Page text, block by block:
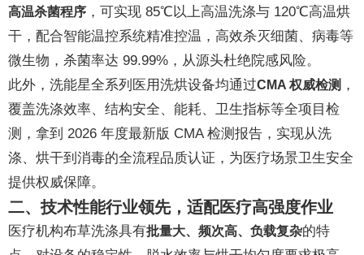
高温杀菌程序 ，可实现 85℃以上高温洗涤与 120℃高温烘
干，配合智能温控系统精准控温，高效杀灭细菌、病毒等
微生物，杀菌率达 99.99%，从源头杜绝院感风险。
此外，洗能星全系列医用洗烘设备均通过CMA 权威检测 ，
覆盖洗涤效率、结构安全、能耗、卫生指标等全项目检
测，拿到 2026 年度最新版 CMA 检测报告，实现从洗
涤、烘干到消毒的全流程品质认证，为医疗场景卫生安全
提供权威保障。
二、技术性能行业领先，适配医疗高强度作业
医疗机构布草洗涤具有批量大、频次高、负载复杂的特